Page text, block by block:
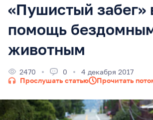
«Пушистый забег»
помощь
животным
2470 0
4 декабря 2017
Прослушать статью
Прочитать